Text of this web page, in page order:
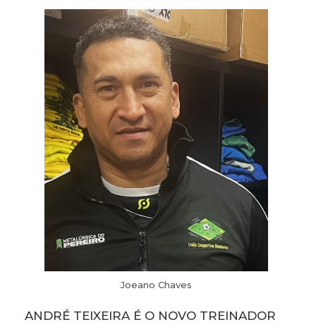
Joeano Chaves
ANDRÉ TEIXEIRA É O NOVO TREINADOR